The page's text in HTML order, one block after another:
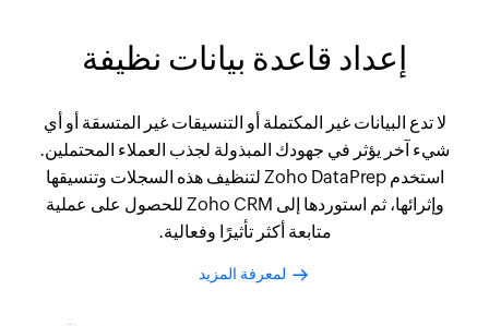
إعداد قاعدة بيانات نظيفة
لا تدع البيانات غير المكتملة أو التنسيقات غير المتسقة أو أي
شيء آخر يؤثر في جهودك المبذولة لجذب العملاء المحتملين.
استخدم Zoho DataPrep لتنظيف هذه السجلات وتنسيقها
وإثرائها، ثم استوردها إلى Zoho CRM للحصول على عملية
متابعة أكثر تأثيرًا وفعالية.
لمعرفة المزيد